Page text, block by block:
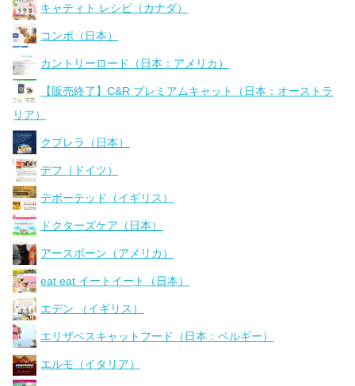
キャティト レシピ（カナダ）
コンボ（日本）
カントリーロード（日本：アメリカ）
【販売終了】C&R プレミアムキャット（日本：オーストラ
リア）
クプレラ（日本）
デフ（ドイツ）
デボーテッド（イギリス）
ドクターズケア（日本）
アースボーン（アメリカ）
eat eat イートイート（日本）
エデン （イギリス）
エリザベスキャットフード（日本：ベルギー）
エルモ（イタリア）